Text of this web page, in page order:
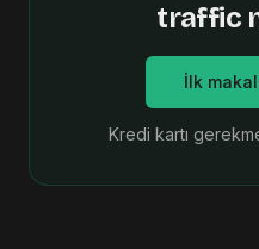
traffic
İlk
Kredi kartı